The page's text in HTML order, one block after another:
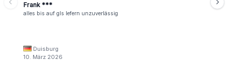
Frank ***
alles bis auf gls lefern unzuverlässig
Duisburg
10. März 2026